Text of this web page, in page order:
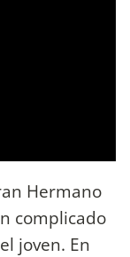
Hermano
complicado
joven. En